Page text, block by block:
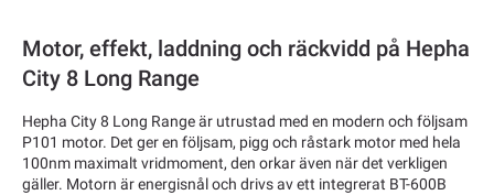
Motor, effekt, laddning och räckvidd på Hepha
City 8 Long Range
Hepha City 8 Long Range är utrustad med en modern och följsam
P101 motor. Det ger en följsam, pigg och råstark motor med hela
100nm maximalt vridmoment, den orkar även när det verkligen
gäller. Motorn är energisnål och drivs av ett integrerat BT-600B